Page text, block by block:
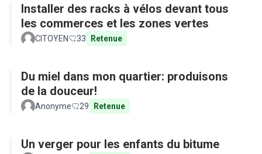
Installer des racks à vélos devant tous
les commerces et les zones vertes
CITOYEN 33 Retenue
Du miel dans mon quartier: produisons
de la douceur!
Anonyme 29 Retenue
Un verger pour les enfants du bitume